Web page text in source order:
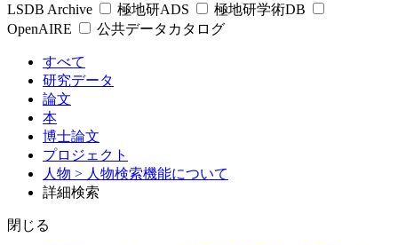
LSDB Archive
極地研ADS
極地研学術DB
OpenAIRE
公共データカタログ
すべて
研究データ
論文
本
博士論文
プロジェクト
人物 > 人物検索機能について
詳細検索
閉じる